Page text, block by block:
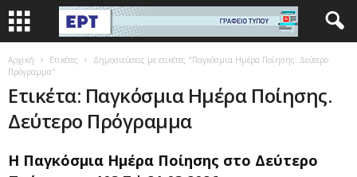
Αρχική Ετικέτες
Δημοσιεύσεις με ετικέτες "Παγκόσμια Ημέρα Ποίησης. Δεύτερο
Πρόγραμμα"
Ετικέτα: Παγκόσμια Ημέρα Ποίησης.
Δεύτερο Πρόγραμμα
Η Παγκόσμια Ημέρα Ποίησης στο Δεύτερο